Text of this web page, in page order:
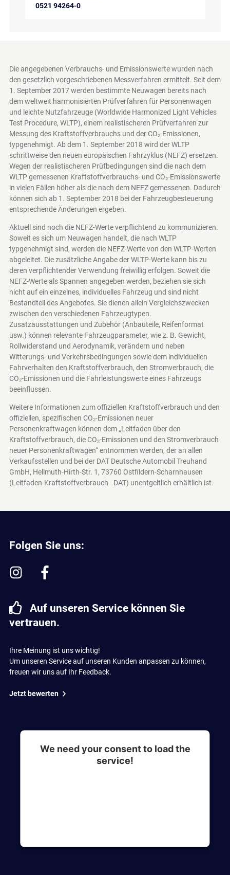
0521 94264-0
Die angegebenen Verbrauchs- und Emissionswerte wurden nach
den gesetzlich vorgeschriebenen Messverfahren ermittelt. Seit dem
1. September 2017 werden bestimmte Neuwagen bereits nach
dem weltweit harmonisierten Prüfverfahren für Personenwagen
und leichte Nutzfahrzeuge (Worldwide Harmonized Light Vehicles
Test Procedure, WLTP), einem realistischeren Prüfverfahren zur
Messung des Kraftstoffverbrauchs und der CO₂-Emissionen,
typgenehmigt. Ab dem 1. September 2018 wird der WLTP
schrittweise den neuen europäischen Fahrzyklus (NEFZ) ersetzen.
Wegen der realistischeren Prüfbedingungen sind die nach dem
WLTP gemessenen Kraftstoffverbrauchs- und CO₂-Emissionswerte
in vielen Fällen höher als die nach dem NEFZ gemessenen. Dadurch
können sich ab 1. September 2018 bei der Fahrzeugbesteuerung
entsprechende Änderungen ergeben.
Aktuell sind noch die NEFZ-Werte verpflichtend zu kommunizieren.
Soweit es sich um Neuwagen handelt, die nach WLTP
typgenehmigt sind, werden die NEFZ-Werte von den WLTP-Werten
abgeleitet. Die zusätzliche Angabe der WLTP-Werte kann bis zu
deren verpflichtender Verwendung freiwillig erfolgen. Soweit die
NEFZ-Werte als Spannen angegeben werden, beziehen sie sich
nicht auf ein einzelnes, individuelles Fahrzeug und sind nicht
Bestandteil des Angebotes. Sie dienen allein Vergleichszwecken
zwischen den verschiedenen Fahrzeugtypen.
Zusatzausstattungen und Zubehör (Anbauteile, Reifenformat
usw.) können relevante Fahrzeugparameter, wie z. B. Gewicht,
Rollwiderstand und Aerodynamik, verändern und neben
Witterungs- und Verkehrsbedingungen sowie dem individuellen
Fahrverhalten den Kraftstoffverbrauch, den Stromverbrauch, die
CO₂-Emissionen und die Fahrleistungswerte eines Fahrzeugs
beeinflussen.
Weitere Informationen zum offiziellen Kraftstoffverbrauch und den
offiziellen, spezifischen CO₂-Emissionen neuer
Personenkraftwagen können dem „Leitfaden über den
Kraftstoffverbrauch, die CO₂-Emissionen und den Stromverbrauch
neuer Personenkraftwagen“ entnommen werden, der an allen
Verkaufsstellen und bei der DAT Deutsche Automobil Treuhand
GmbH, Hellmuth-Hirth-Str. 1, 73760 Ostfildern-Scharnhausen
(Leitfaden-Kraftstoffverbrauch - DAT) unentgeltlich erhältlich ist.
Folgen Sie uns:
Auf unseren Service können Sie
vertrauen.
Ihre Meinung ist uns wichtig!
Um unseren Service auf unseren Kunden anpassen zu können,
freuen wir uns auf Ihr Feedback.
Jetzt bewerten
We need your consent to load the
service!